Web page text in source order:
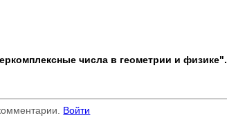
числа в геометрии и физике".
Войти